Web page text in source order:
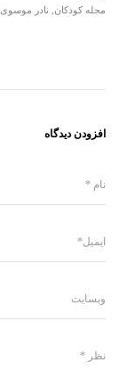
مجله کودکان نادر موسوی
افزودن دیدگاه